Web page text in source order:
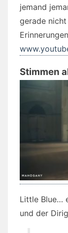
jemand
gerade
Stimmen
Little Blue…
und der